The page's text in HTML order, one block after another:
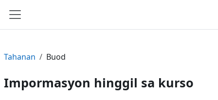
Side panel
Tahanan Buod
Impormasyon hinggil sa kurso